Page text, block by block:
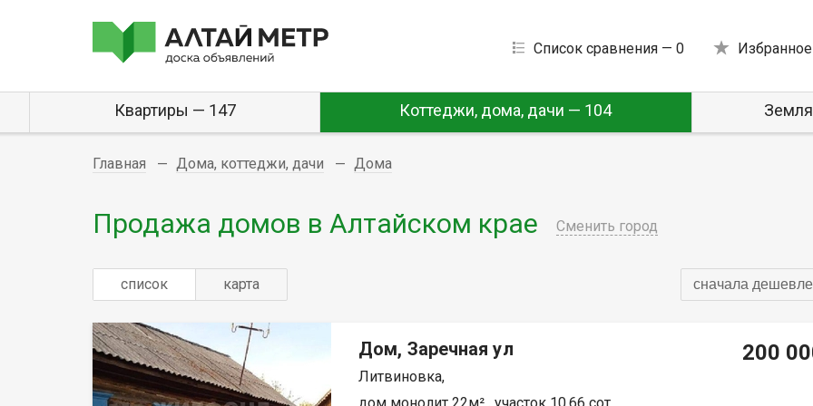
Список сравнения — 0
Квартиры — 147 Коттеджи, дома, дачи — 104
Главная Дома, коттеджи, дачи Дома
Продажа домов в Алтайском крае Сменить город
список карта сначала дешевле
Дом, Заречная ул
Литвиновка,
200